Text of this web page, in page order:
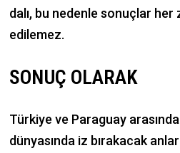
dalı, bu nedenle sonuçlar her
edilemez.
SONUÇ OLARAK
Türkiye ve Paraguay
dünyasında iz bırakacak